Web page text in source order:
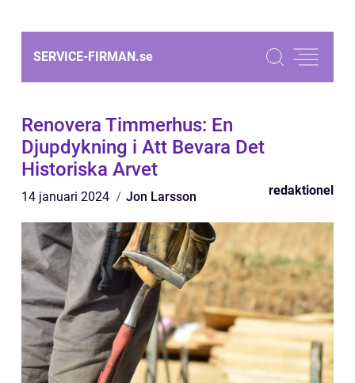
SERVICE-FIRMAN.se
Renovera Timmerhus: En
Djupdykning i Att Bevara Det
Historiska Arvet
14 januari 2024 Jon Larsson redaktionel